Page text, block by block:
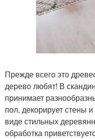
Прежде всего это
дерево любят! В
принимает
пол, декорирует стены
виде стильных
обработка